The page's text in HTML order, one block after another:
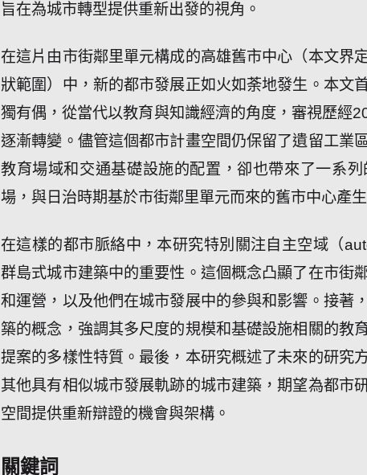
旨在為城市轉型提供重新出發的視角。
在這片由市街鄰里單元構成的高雄舊市中心（本文界
狀範圍）中，新的都市發展正如火如荼地發生。本文
獨有偶，從當代以教育與知識經濟的角度，審視歷經
逐漸轉變。儘管這個都市計畫空間仍保留了遺留工業
教育場域和交通基礎設施的配置，卻也帶來了一系
場，與日治時期基於市街鄰里單元而來的舊市中心產
在這樣的都市脈絡中，本研究特別關注自主空域（
群島式城市建築中的重要性。這個概念凸顯了在市街
和運營，以及他們在城市發展中的參與和影響。接著
築的概念，強調其多尺度的規模和基礎設施相關的教
提案的多樣性特質。最後，本研究概述了未來的研究
其他具有相似城市發展軌跡的城市建築，期望為都市
空間提供重新辯證的機會與架構。
關鍵詞